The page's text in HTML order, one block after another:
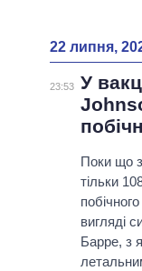
22 липня,
23:53 У
Поки що
тільки
вигляді
Барре, з